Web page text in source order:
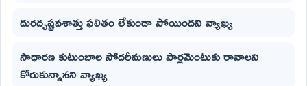
దురదృష్టవశాత్తు ఫలితం లేకుండా పోయిందని వ్యాఖ్య
సాధారణ కుటుంబాల సోదరీమణులు పార్లమెంటుకు రావాలని
కోరుకున్నానని వ్యాఖ్య